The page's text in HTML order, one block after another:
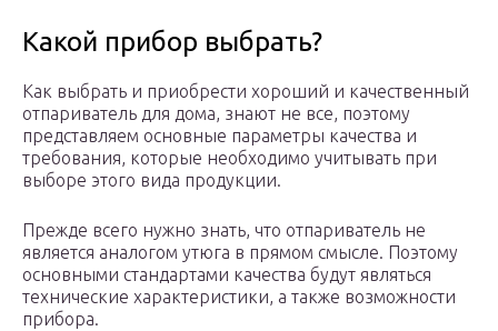
Какой прибор выбрать?
Как выбрать и приобрести хороший и качественный
отпариватель для дома, знают не все, поэтому
представляем основные параметры качества и
требования, которые необходимо учитывать при
выборе этого вида продукции.
Прежде всего нужно знать, что отпариватель не
является аналогом утюга в прямом смысле. Поэтому
основными стандартами качества будут являться
технические характеристики, а также возможности
прибора.